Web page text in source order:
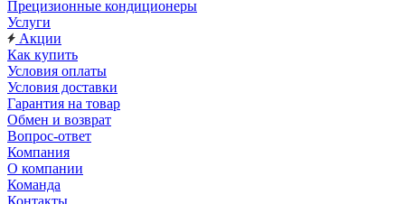
Прецизионные кондиционеры
Услуги
Акции
Как купить
Условия оплаты
Условия доставки
Гарантия на товар
Обмен и возврат
Вопрос-ответ
Компания
О компании
Команда
Контакты